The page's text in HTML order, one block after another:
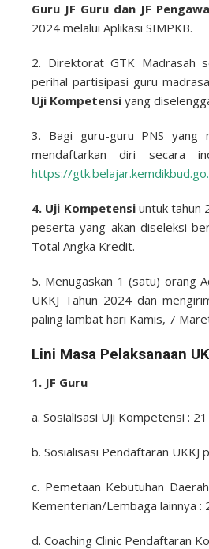
Guru JF Guru dan JF
2024 melalui Aplikasi SIMPKB.
2. Direktorat GTK Madrasah
perihal partisipasi guru
Uji Kompetensi yang
3. Bagi guru-guru PNS yang
mendaftarkan diri secara
https://
4. Uji Kompetensiuntuk tahun
peserta yang akan diseleksi
Total Angka Kredit.
5. Menugaskan 1 (satu) orang
UKKJ Tahun 2024 dan
paling lambat hari Kamis, 7
Lini Masa Pelaksanaan
1. JF Guru
a. Sosialisasi Uji Kompetensi :
b. Sosialisasi Pendaftaran UKKJ
c. Pemetaan Kebutuhan
Kementerian/Lembaga lainnya
d. Coaching Clinic Pendaftaran